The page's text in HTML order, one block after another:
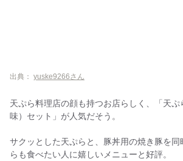
出典： yuske9266さん
天ぷら料理店の顔も持つお店らしく、「天
味）セット」が人気だそう。
サクッとした天ぷらと、豚丼用の焼き豚を同
らも食べたい人に嬉しいメニューと好評。